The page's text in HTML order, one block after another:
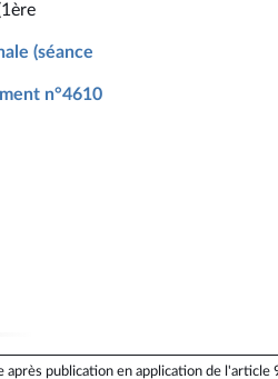
(séance
n°4610
publication en application de l'article